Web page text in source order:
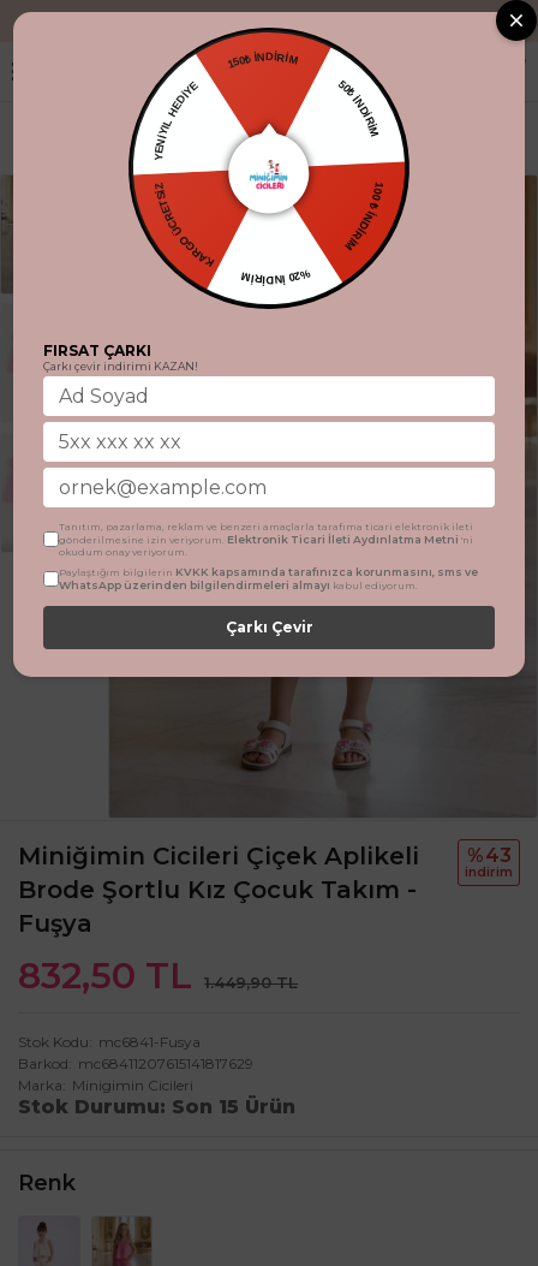
"Aynı gün
Miniğimin Cicileri Çiçek Aplikeli
Brode Şortlu Kız Çocuk Takım -
Fuşya
832,50 TL 1.449,90 TL
%43
i̇ndi̇ri̇m
Stok Kodu
mc6841-Fusya
Barkod
mc68411207615141817629
Marka
Minigimin Cicileri
Stok Durumu Son 15 Ürün
Renk
150₺ İNDİRİM
50₺ İNDİRİM
100 ₺ İNDİRİM
%20 İNDİRİM
KARGO ÜCRETSİZ
YENİYIL HEDİYE
FIRSAT ÇARKI
Çarkı çevir indirimi KAZAN!
Tanıtım, pazarlama, reklam ve benzeri amaçlarla tarafıma ticari elektronik ileti
gönderilmesine izin veriyorum. Elektronik Ticari İleti Aydınlatma Metni 'ni
okudum onay veriyorum.
Paylaştığım bilgilerin KVKK kapsamında tarafınızca korunmasını, sms ve
WhatsApp üzerinden bilgilendirmeleri almayı kabul ediyorum.
Çarkı Çevir